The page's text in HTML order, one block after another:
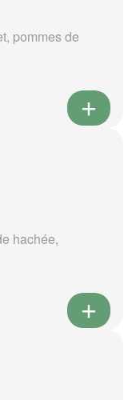
pommes de
hachée,